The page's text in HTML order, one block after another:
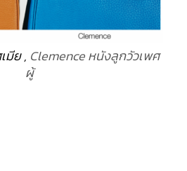
มีย , Clemence หนังลูกวัวเพศ
ผู้